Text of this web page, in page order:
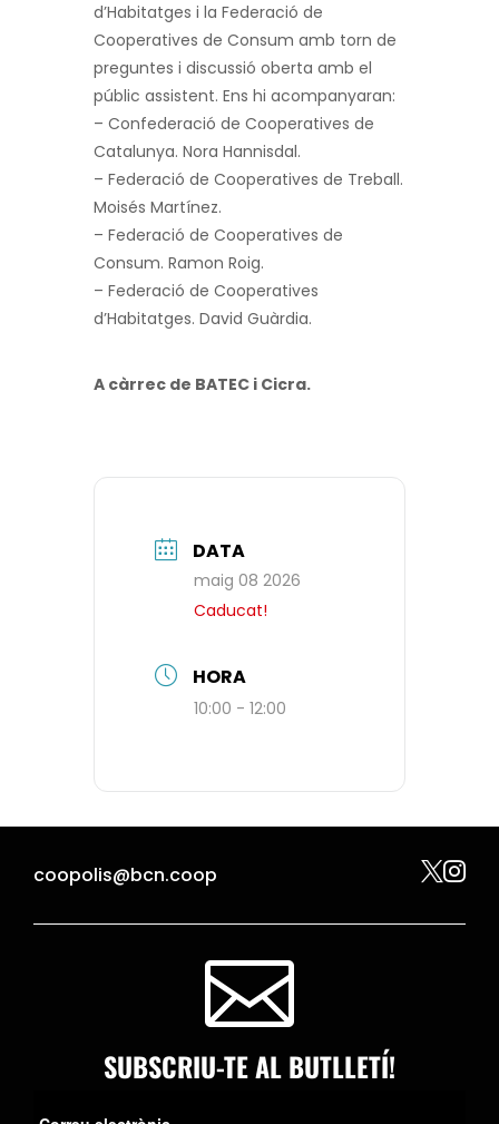
d’Habitatges i la Federació de
Cooperatives de Consum amb torn de
preguntes i discussió oberta amb el
públic assistent. Ens hi acompanyaran:
– Confederació de Cooperatives de
Catalunya. Nora Hannisdal.
– Federació de Cooperatives de Treball.
Moisés Martínez.
– Federació de Cooperatives de
Consum. Ramon Roig.
– Federació de Cooperatives
d’Habitatges. David Guàrdia.
A càrrec de BATEC i Cicra.
DATA
maig 08 2026
Caducat!
HORA
10:00 - 12:00
coopolis@bcn.coop 

SUBSCRIU-TE AL BUTLLETÍ!